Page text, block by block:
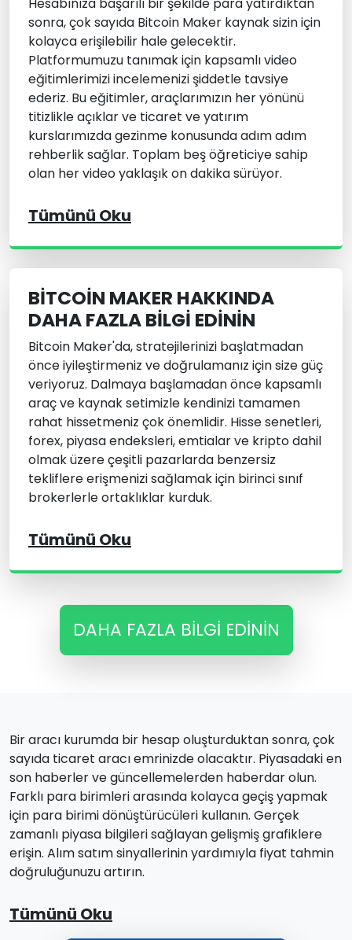
sonra, çok sayıda Bitcoin Maker kaynak sizin için
kolayca erişilebilir hale gelecektir.
Platformumuzu tanımak için kapsamlı video
eğitimlerimizi incelemenizi şiddetle tavsiye
ederiz. Bu eğitimler, araçlarımızın her yönünü
titizlikle açıklar ve ticaret ve yatırım
kurslarımızda gezinme konusunda adım adım
rehberlik sağlar. Toplam beş öğreticiye sahip
olan her video yaklaşık on dakika sürüyor.
Tümünü Oku
BITCOIN MAKER HAKKINDA
DAHA FAZLA BILGI EDININ
Bitcoin Maker'da, stratejilerinizi başlatmadan
önce iyileştirmeniz ve doğrulamanız için size güç
veriyoruz. Dalmaya başlamadan önce kapsamlı
araç ve kaynak setimizle kendinizi tamamen
rahat hissetmeniz çok önemlidir. Hisse senetleri,
forex, piyasa endeksleri, emtialar ve kripto dahil
olmak üzere çeşitli pazarlarda benzersiz
tekliflere erişmenizi sağlamak için birinci sınıf
brokerlerle ortaklıklar kurduk.
Tümünü Oku
DAHA FAZLA BILGI EDININ
Bir aracı kurumda bir hesap oluşturduktan sonra, çok
sayıda ticaret aracı emrinizde olacaktır. Piyasadaki en
son haberler ve güncellemelerden haberdar olun.
Farklı para birimleri arasında kolayca geçiş yapmak
için para birimi dönüştürücüleri kullanın. Gerçek
zamanlı piyasa bilgileri sağlayan gelişmiş grafiklere
erişin. Alım satım sinyallerinin yardımıyla fiyat tahmin
doğruluğunuzu artırın.
Tümünü Oku